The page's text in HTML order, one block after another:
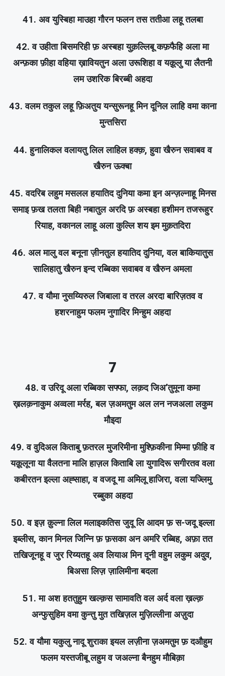
41. अव युस्बिहा माउहा गौरन फलन तस ततीआ लहू तलबा
42. व उहीता बिसमरिही फ़ अस्बहा युक़ल्लिबू कफ़फैहि अला मा
अन्फ़का फ़ीहा वहिया ख़ावियतुन अला उरूशिहा व यक़ूलु या लैतनी
लम उशरिक बिरब्बी अहदा
43. वलम तकुल लहू फ़िअतुय यन्सुरूनहू मिन दूनिल लाहि वमा काना
मुन्तसिरा
44. हुनालिकल वलायतु लिल लाहिल हक्क़, हुवा खैरुन सवाबव व
खैरुन ऊक्बा
45. वदरिब लहुम मसलल हयातिद दुनिया कमा इन अन्ज़ल्नाहू मिनस
समाइ फ़ख तलता बिही नबातुल अरदि फ़ अस्बहा हशीमन तजरूहुर
रियाह, वकानल लाहू अला कुल्लि शय इम मुक़तदिरा
46. अल मालु वल बनूना ज़ीनतुल हयातिद दुनिया, वल बाकियातुस
सालिहातु खैरुन इन्द रब्बिका सवाबव व खैरुन अमला
47. व यौमा नुसय्यिरुल जिबाला व तरल अरदा बारिज़तव व
हशरनाहुम फलम नुगादिर मिन्हुम अहदा
7
48. व उरिदू अला रब्बिका सफ्फा, लक़द जिअ’तुमूना कमा
ख़लक़नाकुम अव्वला मर्रह, बल ज़अमतुम अल लन नजअला लकुम
मौइदा
49. व वुदिअल किताबु फ़तरल मुजरिमीना मुश्फ़िकीना मिम्मा फ़ीहि व
यक़ूलूना या वैलतना मालि हाज़ल किताबि ला युगादिरू सगीरतव वला
कबीरतन इल्ला अह्साहा, व वजदू मा अमिलू हाजिरा, वला यज्लिमु
रब्बुका अहदा
50. व इज़ क़ुल्ना लिल मलाइकतिस जुदू लि आदम फ़ स-जदू इल्ला
इब्लीस, कान मिनल जिन्नि फ़ फ़सका अन अमरि रब्बिह, अफ़ा तत
तखिजूनहू व जुर रिय्यतहू अव लियाअ मिन दूनी वहुम लकुम अदुव,
बिअसा लिज़ ज़ालिमीना बदला
51. मा अश हततुहुम खल्क़स सामावति वल अर्द वला ख़ल्क़
अन्फुसुहिम वमा कुन्तु मुत तखिज़ल मुज़िल्लीना अज़ुदा
52. व यौमा यकुलु नादू शुराका इयल लज़ीना ज़अमतुम फ़ दऔहुम
फलम यस्तजीबू लहुम व जअल्ना बैनहुम मौबिक़ा